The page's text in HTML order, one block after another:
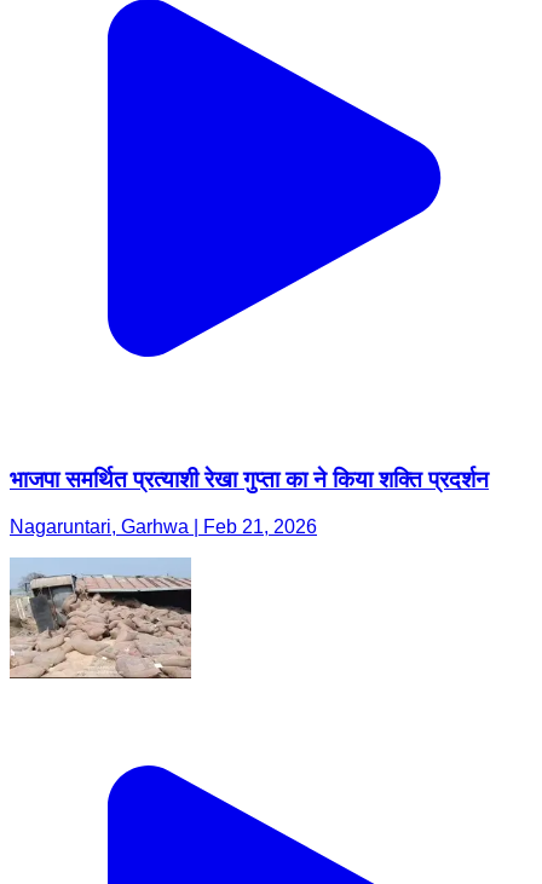
भाजपा समर्थित प्रत्याशी रेखा गुप्ता का ने किया शक्ति प्रदर्शन
Nagaruntari, Garhwa | Feb 21, 2026